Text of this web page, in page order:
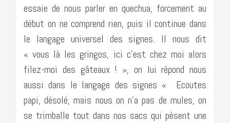
essaie de nous parler en quechua, forcement au
début on ne comprend rien, puis il continue dans
le langage universel des signes. Il nous dit
« vous là les gringos, ici c’est chez moi alors
filez-moi des gâteaux ! », on lui répond nous
aussi dans le langage des signes « Ecoutes
papi, désolé, mais nous on n’a pas de mules, on
se trimballe tout dans nos sacs qui pèsent une